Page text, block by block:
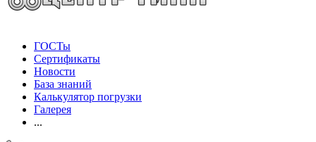
ГОСТы
Сертификаты
Новости
База знаний
Калькулятор погрузки
Галерея
...